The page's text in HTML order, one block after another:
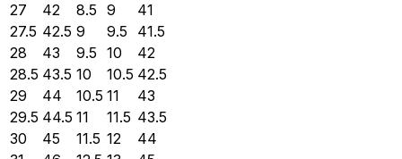
27
42 8.5 9
41
27.5 42.5 9 9.5
41.5
28
43 9.5 10
42
28.5 43.5 10 10.5 42.5
29
44 10.5 11
43
29.5 44.5 11 11.5 43.5
30
45 11.5 12
44